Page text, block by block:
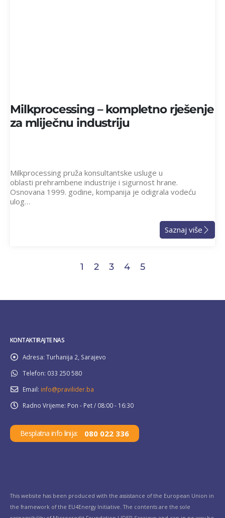
Milkprocessing – kompletno rješenje
za mliječnu industriju
Milkprocessing pruža konsultantske usluge u
oblasti prehrambene industrije i sigurnost hrane.
Osnovana 1999. godine, kompanija je odigrala vodeću
ulog…
Saznaj više
1 2 3 4 5
KONTAKTIRAJTE NAS
Adresa: Turhanija 2, Sarajevo
Telefon: 033 250 580
Email: info@pravilider.ba
Radno Vrijeme: Pon - Pet / 08:00 - 16:30
Besplatna info linija: 080 022 336
This website has been produced with the assistance of the European Union in
the framework of the EU4Energy Initiative. The contents are the sole